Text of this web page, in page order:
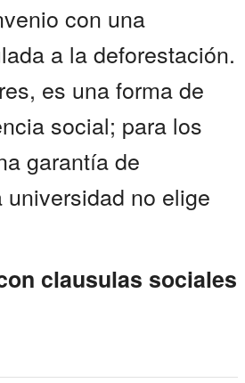
con una
a la deforestación.
es una forma de
social; para los
garantía de
no elige
clausulas sociales